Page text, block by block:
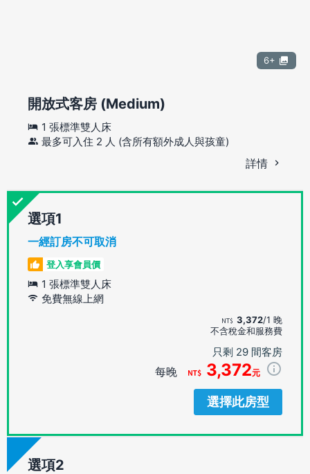
6+
開放式客房 (Medium)
1 張標準雙人床
最多可入住 2 人 (含所有額外成人與孩童)
詳情
選項
一經訂房不可取消
登入享會員價
1 張標準雙人床
免費無線上網
3,372/1 晚
不含稅金和服務費
只剩 29 間客房
每晚 3,372元
選擇此房型
選項